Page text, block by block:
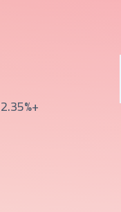
+12.35% average session duration